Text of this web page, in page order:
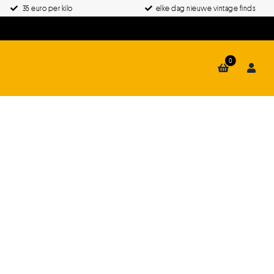
35 euro per kilo elke dag nieuwe vintage finds
0